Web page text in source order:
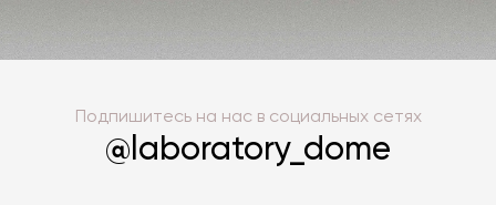
Подпишитесь на нас в социальных сетях
@laboratory_dome